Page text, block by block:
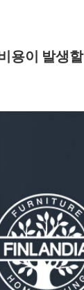
이 발생